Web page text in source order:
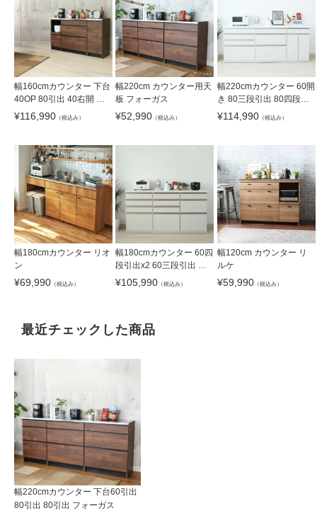
幅160cmカウンター 下台
40OP 80引出 40右開 フ
ォーガス
¥116,990 （税込み）
幅220cm カウンター用天
板 フォーガス
¥52,990 （税込み）
幅220cmカウンター 60開
き 80三段引出 80四段引
出 ネオ
¥114,990（税込み）
幅180cmカウンター リオ
ン
¥69,990 （税込み）
幅180cmカウンター 60四
段引出x2 60三段引出 ネ
オ
¥105,990 （税込み）
幅120cm カウンター リ
ルケ
¥59,990（税込み）
最近チェックした商品
幅220cmカウンター 下台60引出
80引出 80引出 フォーガス